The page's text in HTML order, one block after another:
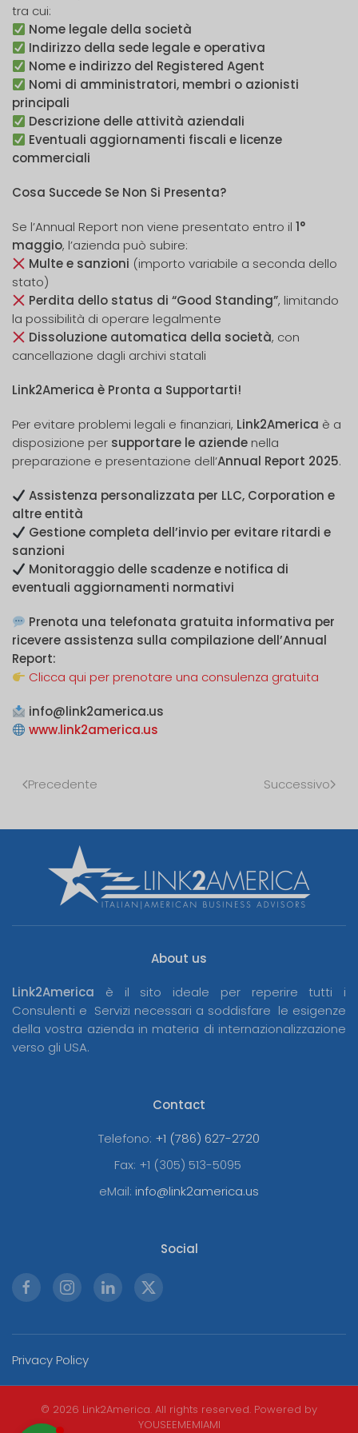
tra cui:
Nome legale della società
Indirizzo della sede legale e operativa
Nome e indirizzo del Registered Agent
Nomi di amministratori, membri o azionisti
principali
Descrizione delle attività aziendali
Eventuali aggiornamenti fiscali e licenze
commerciali
Cosa Succede Se Non Si Presenta?
Se l’Annual Report non viene presentato entro il 1°
maggio, l’azienda può subire:
Multe e sanzioni (importo variabile a seconda dello
stato)
Perdita dello status di “Good Standing”, limitando
la possibilità di operare legalmente
Dissoluzione automatica della società, con
cancellazione dagli archivi statali
Link2America è Pronta a Supportarti!
Per evitare problemi legali e finanziari, Link2America è a
disposizione per supportare le aziende nella
preparazione e presentazione dell’Annual Report 2025.
Assistenza personalizzata per LLC, Corporation e
altre entità
Gestione completa dell’invio per evitare ritardi e
sanzioni
Monitoraggio delle scadenze e notifica di
eventuali aggiornamenti normativi
Prenota una telefonata gratuita informativa per
ricevere assistenza sulla compilazione dell’Annual
Report:
Clicca qui per prenotare una consulenza gratuita
info@link2america.us
www.link2america.us
Precedente Successivo
About us
Link2America è il sito ideale per reperire tutti i
Consulenti e Servizi necessari a soddisfare le esigenze
della vostra azienda in materia di internazionalizzazione
verso gli USA.
Contact
Telefono: +1 (786) 627-2720
Fax: +1 (305) 513-5095
eMail: info@link2america.us
Social
Privacy Policy
© 2026 Link2America. All rights reserved. Powered by
YOUSEEMEMIAMI